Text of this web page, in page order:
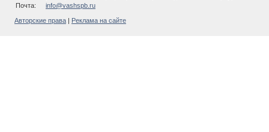
Почта:
info@vashspb.ru
Авторские права Реклама на сайте